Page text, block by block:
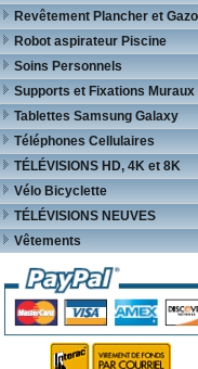
Revêtement Plancher et
Robot aspirateur Piscine
Soins Personnels
Supports et Fixations Muraux
Tablettes Samsung Galaxy
Téléphones Cellulaires
TÉLÉVISIONS HD, 4K et 8K
Vélo Bicyclette
TÉLÉVISIONS NEUVES
Vêtements